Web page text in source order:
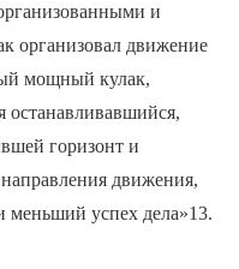
и
организовал движение
мощный кулак,
останавливавшийся,
горизонт и
движения,
меньший успех дела»13.